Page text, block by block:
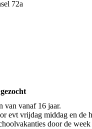
72a
van vanaf 16 jaar.
evt vrijdag middag en de
door de week